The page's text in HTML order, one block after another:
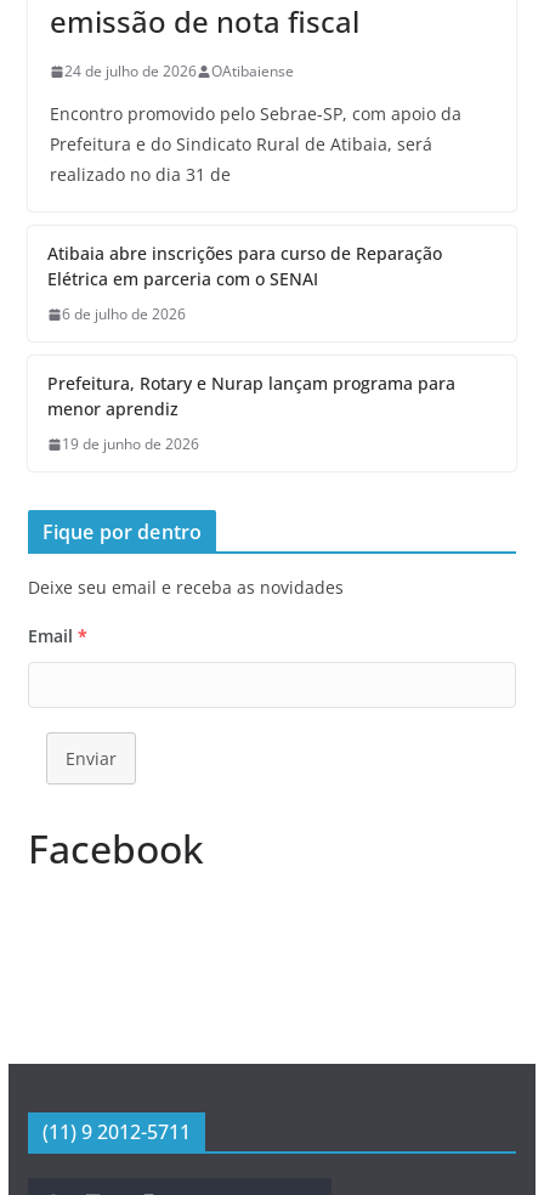
emissão de nota fiscal
24 de julho de 2026 OAtibaiense
Encontro promovido pelo Sebrae-SP, com apoio da
Prefeitura e do Sindicato Rural de Atibaia, será
realizado no dia 31 de
Atibaia abre inscrições para curso de Reparação
Elétrica em parceria com o SENAI
6 de julho de 2026
Prefeitura, Rotary e Nurap lançam programa para
menor aprendiz
19 de junho de 2026
Fique por dentro
Deixe seu email e receba as novidades
Email *
Enviar
Facebook
(11) 9 2012-5711